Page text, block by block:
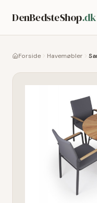
DenBedsteShop.dk
Forside Havemøbler